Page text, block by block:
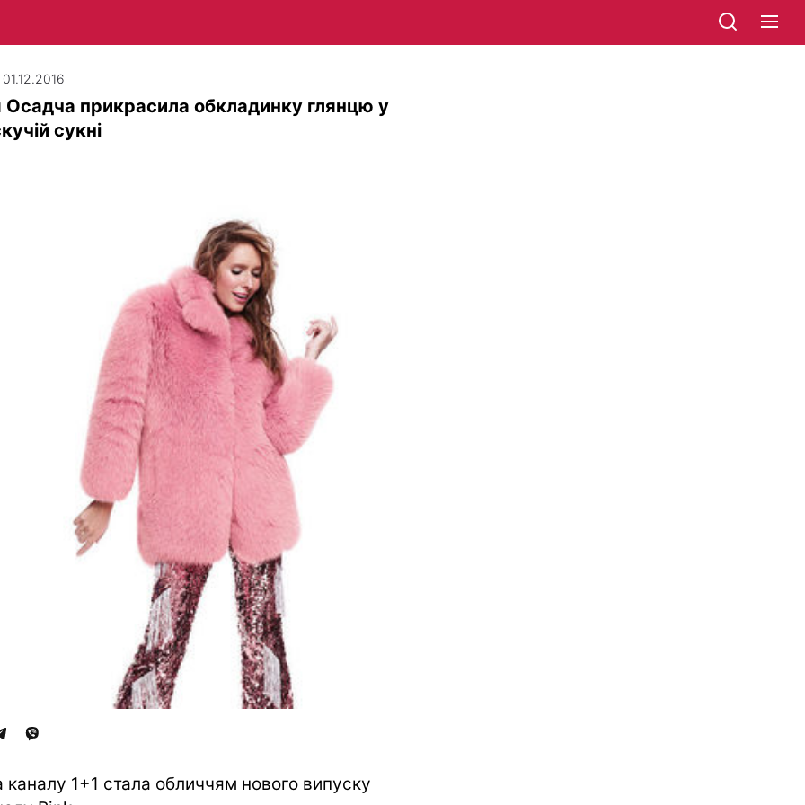
Осадча прикрасила обкладинку глянцю у
сукні
каналу 1+1 стала обличчям нового випуску